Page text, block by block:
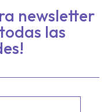
newsletter
las